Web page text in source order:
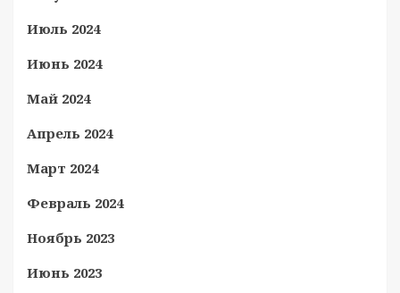
Июль 2024
Июнь 2024
Май 2024
Апрель 2024
Март 2024
Февраль 2024
Ноябрь 2023
Июнь 2023